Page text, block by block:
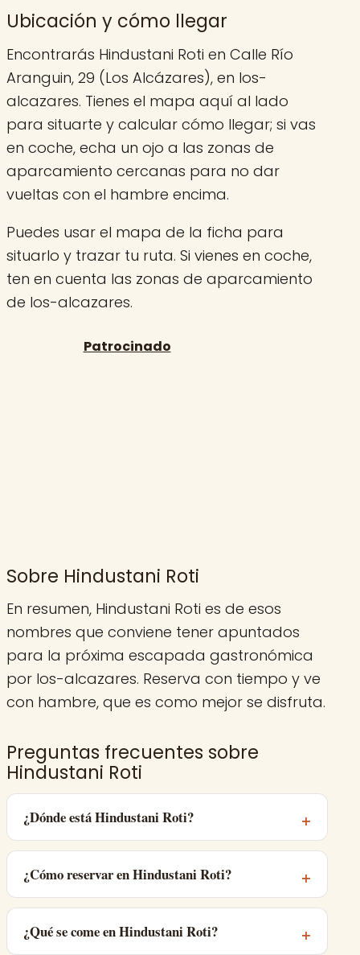
Ubicación y cómo llegar
Encontrarás Hindustani Roti en Calle Río
Aranguin, 29 (Los Alcázares), en los-
alcazares. Tienes el mapa aquí al lado
para situarte y calcular cómo llegar; si vas
en coche, echa un ojo a las zonas de
aparcamiento cercanas para no dar
vueltas con el hambre encima.
Puedes usar el mapa de la ficha para
situarlo y trazar tu ruta. Si vienes en coche,
ten en cuenta las zonas de aparcamiento
de los-alcazares.
Sobre Hindustani Roti
En resumen, Hindustani Roti es de esos
nombres que conviene tener apuntados
para la próxima escapada gastronómica
por los-alcazares. Reserva con tiempo y ve
con hambre, que es como mejor se disfruta.
Preguntas frecuentes sobre
Hindustani Roti
¿Dónde está Hindustani Roti?
¿Cómo reservar en Hindustani Roti?
¿Qué se come en Hindustani Roti?